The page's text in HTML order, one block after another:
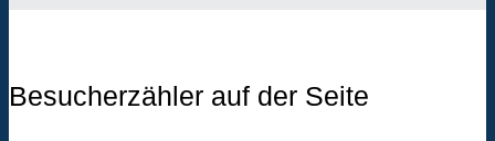
Besucherzähler auf der Seite